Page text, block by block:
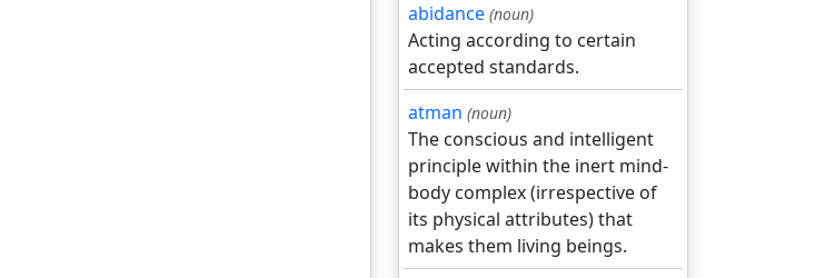
abidance (noun)
Acting according to certain
accepted standards.
atman (noun)
The conscious and intelligent
principle within the inert mind-
body complex (irrespective of
its physical attributes) that
makes them living beings.